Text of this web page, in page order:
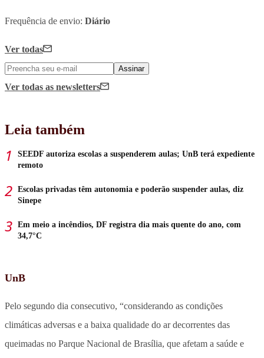
Frequência de envio: Diário
Ver todas
Assinar
Ver todas as newsletters
Leia também
SEEDF autoriza escolas a suspenderem aulas; UnB terá expediente
remoto
Escolas privadas têm autonomia e poderão suspender aulas, diz
Sinepe
Em meio a incêndios, DF registra dia mais quente do ano, com
34,7°C
UnB
Pelo segundo dia consecutivo, “considerando as condições
climáticas adversas e a baixa qualidade do ar decorrentes das
queimadas no Parque Nacional de Brasília, que afetam a saúde e